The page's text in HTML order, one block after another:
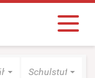
Schulstufe